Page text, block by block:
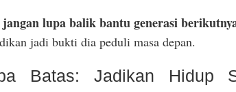
lupa balik bantu generasi
jadi bukti dia peduli masa depan.
Batas: Jadikan Hidup